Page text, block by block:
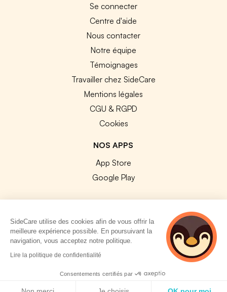
Se connecter
Centre d'aide
Nous contacter
Notre équipe
Témoignages
Travailler chez SideCare
Mentions légales
CGU & RGPD
Cookies
NOS APPS
App Store
Google Play
© 2026 SideCare. Tous droits réservés.
SideCare utilise des cookies afin de vous offrir la
meilleure expérience possible. En poursuivant la
navigation, vous acceptez notre politique.
Lire la politique de confidentialité
Consentements certifiés par
3 personnes
consultent
actuellement cette